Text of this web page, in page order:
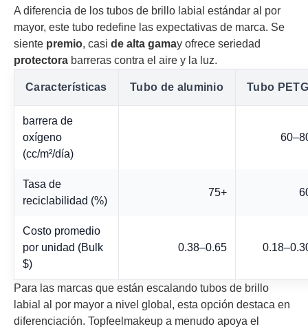
A diferencia de los tubos de brillo labial estándar al por
mayor, este tubo redefine las expectativas de marca. Se
siente premio, casi de alta gamay ofrece seriedad
protectora barreras contra el aire y la luz.
Características Tubo de aluminio Tubo PETG
barrera de
oxígeno
(cc/m²/día)
Tasa de
reciclabilidad (%)
75+
Costo promedio
por unidad (Bulk
$)
0.38–0.65
Para las marcas que están escalando tubos de brillo
labial al por mayor a nivel global, esta opción destaca en
diferenciación. Topfeelmakeup a menudo apoya el